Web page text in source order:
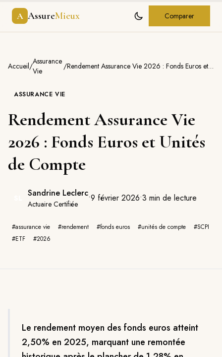
A AssureMieux Comparer
Accueil/Assurance
Vie
/ Rendement Assurance Vie 2026 : Fonds Euros et Unités de Compte
ASSURANCE VIE
Rendement Assurance Vie
2026 : Fonds Euros et Unités
de Compte
Sandrine Leclerc
Actuaire Certifiée
•9 février 2026•3 min de lecture
#assurance vie #rendement #fonds euros #unités de compte #SCPI
#ETF #2026
Le rendement moyen des fonds euros atteint
2,50% en 2025, marquant une remontée